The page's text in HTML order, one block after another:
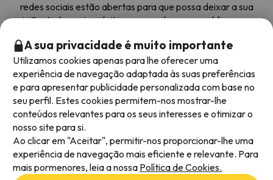
redes sociais estão abertas para que possa deixar a sua
opinião, todos os inquéritos que recebemos e publicamos na
Obrigado pela confiança|Mais de 700 000 pessoas
reservaram as suas férias na neve com Esquiades.com
Métodos de pagamento disponíveis
A sua privacidade é muito importante
Utilizamos cookies apenas para lhe oferecer uma
experiência de navegação adaptada às suas preferências
e para apresentar publicidade personalizada com base no
seu perfil. Estes cookies permitem-nos mostrar-lhe
conteúdos relevantes para os seus interesses e otimizar o
nosso site para si.
Ao clicar em "Aceitar", permitir-nos proporcionar-lhe uma
experiência de navegação mais eficiente e relevante. Para
mais pormenores, leia a nossa Política de Cookies.